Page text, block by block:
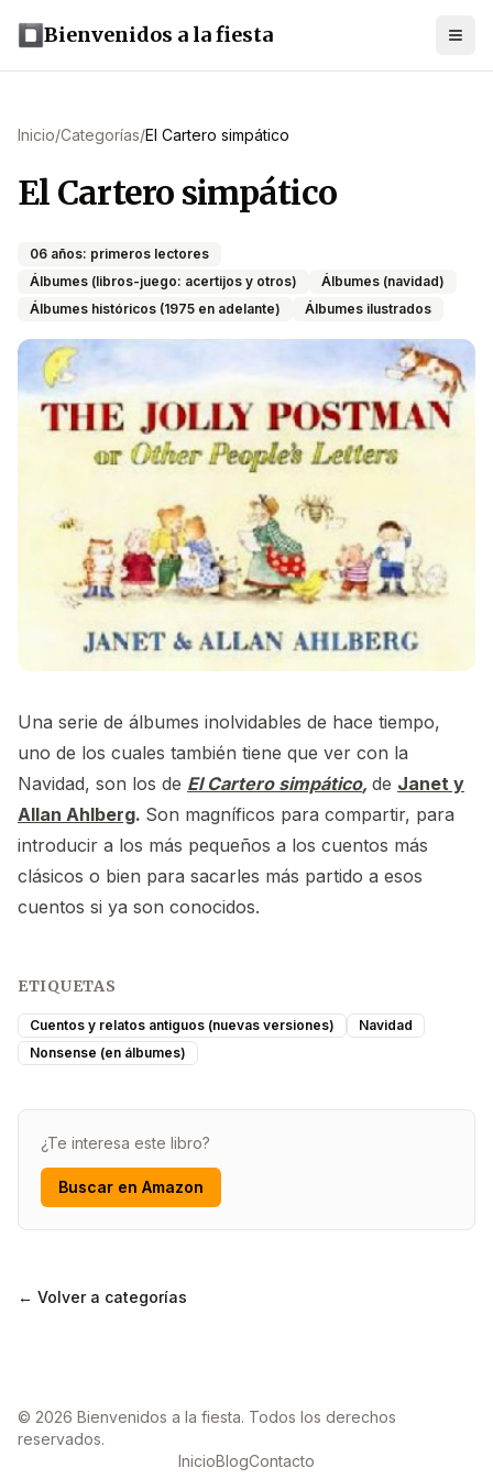
Bienvenidos a la fiesta
Inicio/Categorías/El Cartero simpático
El Cartero simpático
06 años: primeros lectores
Álbumes (libros-juego: acertijos y otros)
Álbumes (navidad)
Álbumes históricos (1975 en adelante)
Álbumes ilustrados
Una serie de álbumes inolvidables de hace tiempo,
uno de los cuales también tiene que ver con la
Navidad, son los de El Cartero simpático, de Janet y
Allan Ahlberg. Son magníficos para compartir, para
introducir a los más pequeños a los cuentos más
clásicos o bien para sacarles más partido a esos
cuentos si ya son conocidos.
ETIQUETAS
Cuentos y relatos antiguos (nuevas versiones)
Navidad
Nonsense (en álbumes)
¿Te interesa este libro?
Buscar en Amazon
← Volver a categorías
© 2026 Bienvenidos a la fiesta. Todos los derechos
reservados.
InicioBlogContacto